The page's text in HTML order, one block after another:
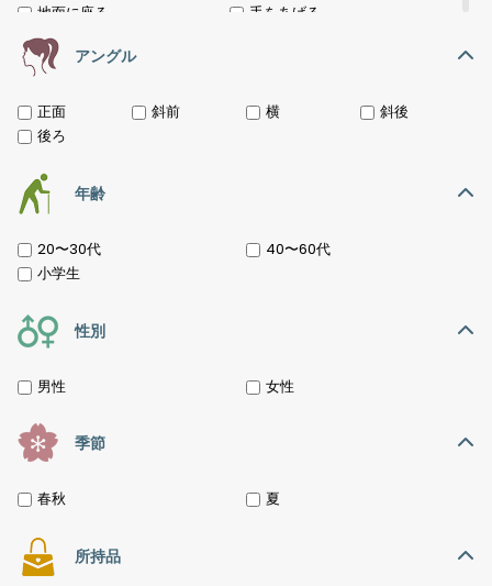
地面に座る
手をあげる
座る
アングル
正面 斜前 横
斜後
後ろ
年齢
20〜30代
40〜60代
小学生
性別
男性 女性
季節
春秋 夏
所持品